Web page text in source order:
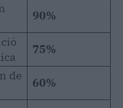
90%
75%
de
60%